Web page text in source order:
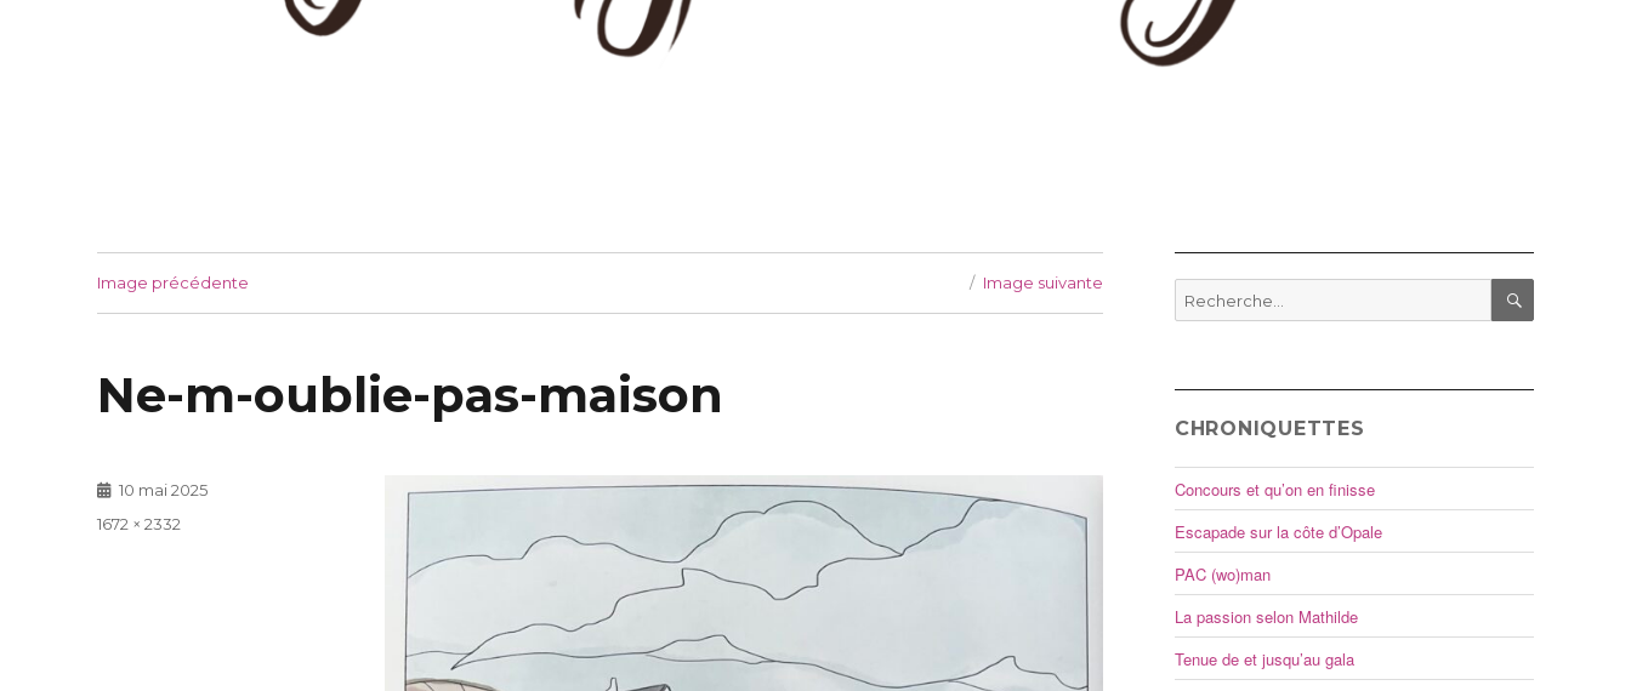
Image précédente Image suivante
Ne-m-oublie-pas-maison
Publié
le
10 mai 2025
Taille
1672 × 2332
Recherche
pour
CHRONIQUETTES
Concours et qu’on en finisse
Escapade sur la côte d’Opale
PAC (wo)man
La passion selon Mathilde
Tenue de et jusqu’au gala